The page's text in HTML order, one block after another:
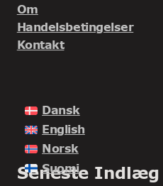
Om
Handelsbetingelser
Kontakt
Dansk
English
Norsk
Suomi
Seneste Indlæg